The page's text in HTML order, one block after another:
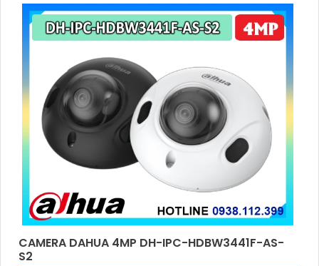
CAMERA DAHUA 4MP DH-IPC-HDBW3441F-AS-
S2